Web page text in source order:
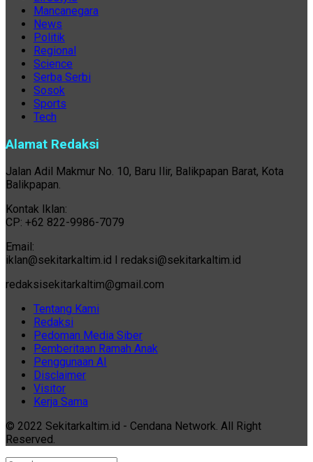
Mancanegara
News
Politik
Regional
Science
Serba Serbi
Sosok
Sports
Tech
Alamat Redaksi
Jalan Adil Makmur No. 10, Baru Ilir, Balikpapan Barat, Kota
Balikpapan.
Kontak Iklan:
CP: +62 822-9986-7079
Email:
iklan@sekitarkaltim.id I redaksi@sekitarkaltim.id
redaksisekitarkaltim@gmail.com
Tentang Kami
Redaksi
Pedoman Media Siber
Pemberitaan Ramah Anak
Penggunaan AI
Disclaimer
Visitor
Kerja Sama
© 2022 Sekitarkaltim.id - Cendana Network. All Right
Reserved.